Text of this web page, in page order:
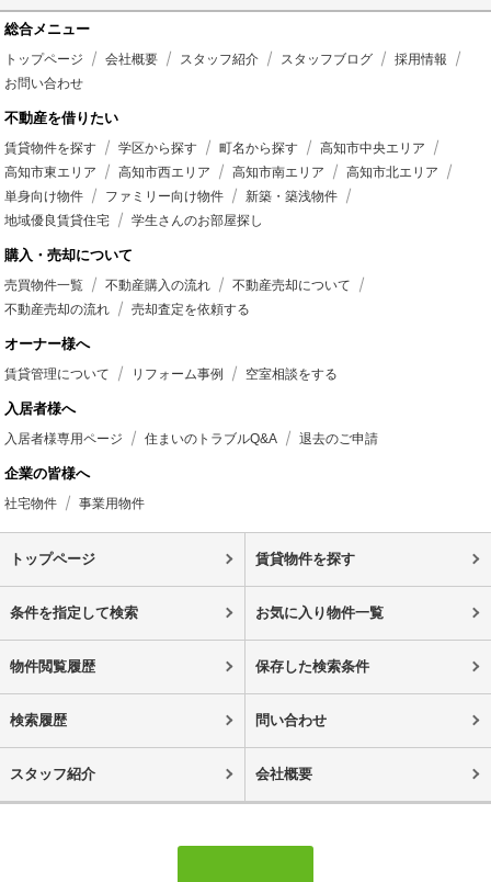
総合メニュー
トップページ 会社概要 スタッフ紹介 スタッフブログ
採用情報
お問い合わせ
不動産を借りたい
賃貸物件を探す 学区から探す 町名から探す
高知市中央エリア
高知市東エリア
高知市西エリア 高知市南エリア
高知市北エリア
単身向け物件
ファミリー向け物件
新築・築浅物件
地域優良賃貸住宅
学生さんのお部屋探し
購入・売却について
売買物件一覧 不動産購入の流れ
不動産売却について
不動産売却の流れ
売却査定を依頼する
オーナー様へ
賃貸管理について リフォーム事例 空室相談をする
入居者様へ
入居者様専用ページ 住まいのトラブルQ&A 退去のご申請
企業の皆様へ
社宅物件 事業用物件
トップページ 賃貸物件を探す
条件を指定して検索 お気に入り物件一覧
物件閲覧履歴 保存した検索条件
検索履歴 問い合わせ
スタッフ紹介 会社概要